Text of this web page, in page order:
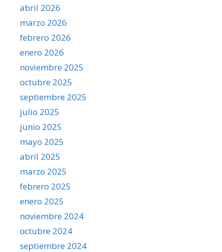
abril 2026
marzo 2026
febrero 2026
enero 2026
noviembre 2025
octubre 2025
septiembre 2025
julio 2025
junio 2025
mayo 2025
abril 2025
marzo 2025
febrero 2025
enero 2025
noviembre 2024
octubre 2024
septiembre 2024